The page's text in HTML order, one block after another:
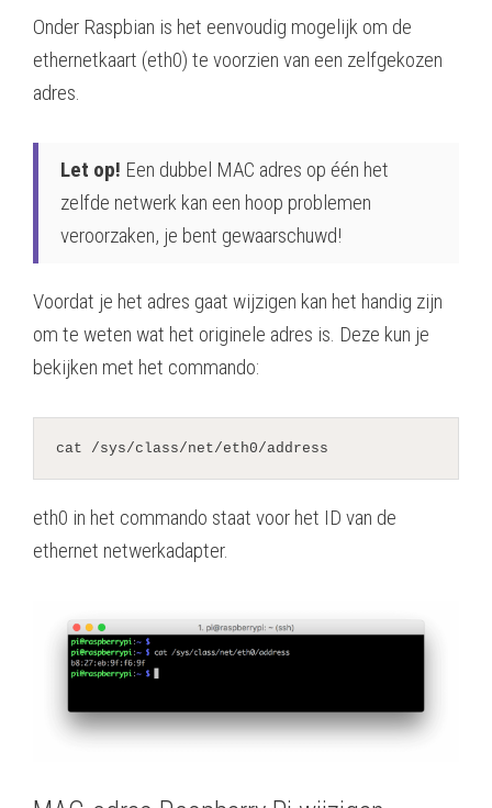
Onder Raspbian is het eenvoudig mogelijk om de
ethernetkaart (eth0) te voorzien van een zelfgekozen
adres.
Let op! Een dubbel MAC adres op één het
zelfde netwerk kan een hoop problemen
veroorzaken, je bent gewaarschuwd!
Voordat je het adres gaat wijzigen kan het handig zijn
om te weten wat het originele adres is. Deze kun je
bekijken met het commando:
cat /sys/class/net/eth0/address
eth0 in het commando staat voor het ID van de
ethernet netwerkadapter.